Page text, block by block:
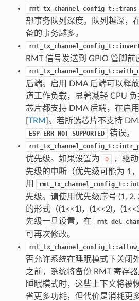
部事务队列深度。队列越深，
备的事务越多。
RMT 信号发送到 GPIO 管脚前
后端。启用 DMA 后端可以释
道工作负载，显著减轻 CPU
芯片都支持 DMA 后端，在启
TRM ]。若所选芯片不支持
ESP_ERR_NOT_SUPPORTED 错误。
优先级。如果设置为
0
，驱
先级的中断（优先级可能为 1
用
先级。请使用优先级序号 (1, 2,
的形式（(1<<1)，(1<<2)，
先级一旦设置，在
可再次修改。
否允许系统在睡眠模式下关闭
之前，系统将备份 RMT 寄存
睡眠模式时，这些上下文将被
省更多功耗，但代价是消耗更